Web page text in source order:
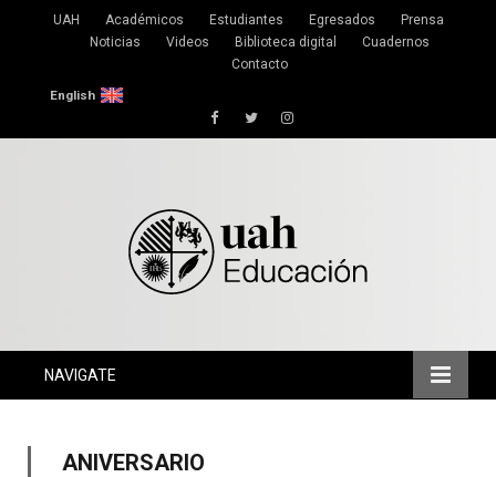
UAH Académicos Estudiantes Egresados
Prensa
Noticias
Videos Biblioteca digital
Cuadernos
Contacto
English
FacebookTwitterInstagram
NAVIGATE
ANIVERSARIO